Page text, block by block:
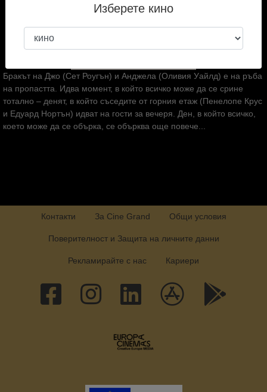
Бракът на Джо (Сет Роугън) и Анджела (Оливия Уайлд) е на ръба
на пропастта. Идва момент, в който всичко може да се срине
тотално – денят, в който съседите от горния етаж (Пенелопе Крус
и Едуард Нортън) идват на гости за вечеря. Ден, в който всичко,
което може да се обърка, се обърква още повече...
Контакти За Cine Grand Общи условия
Поверителност и Защита на личните данни
Рекламирайте с нас Кариери
Изберете кино